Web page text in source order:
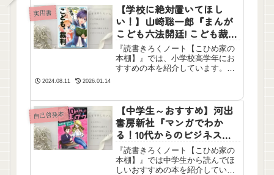
実用書
【学校に絶対置いてほし
い！】山崎聡一郎『まんが
こども六法開廷! こども裁
判』を読んだ感想
『読書きろくノート【こひめ家の
本棚】』では、小学校高学年にお
すすめの本を紹介しています。今
本をおすすめします。大人にもぜ
ひ読んでほしい一冊です！
2024.08.11 2026.01.14
自己啓発本
【中学生～おすすめ】河出
書房新社『マンガでわか
る！10代からのビジネスブ
ック』シリーズ
『読書きろくノート【こひめ家の
本棚】』では中学生から読んでほ
しいおすすめの本を紹介していま